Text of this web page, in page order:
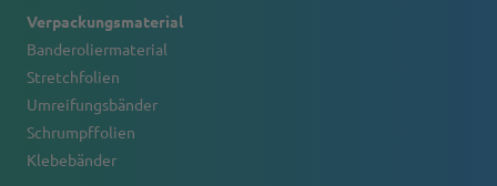
Verpackungsmaterial
Banderoliermaterial
Stretchfolien
Umreifungsbänder
Schrumpffolien
Klebebänder